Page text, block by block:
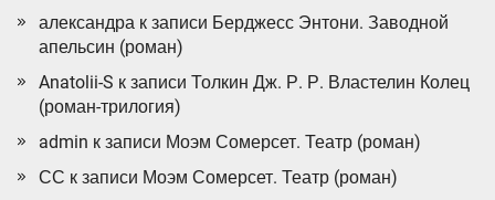
александра к записи Берджесс Энтони. Заводной
апельсин (роман)
Anatolii-S к записи Толкин Дж. Р. Р. Властелин Колец
(роман-трилогия)
admin к записи Моэм Сомерсет. Театр (роман)
СС к записи Моэм Сомерсет. Театр (роман)